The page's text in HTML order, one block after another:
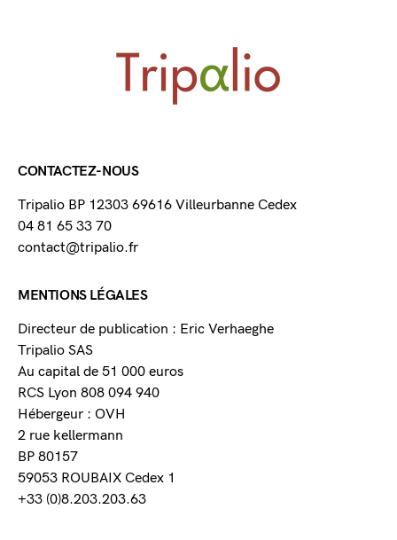
CONTACTEZ-NOUS
Tripalio BP 12303 69616 Villeurbanne Cedex
04 81 65 33 70
contact@tripalio.fr
MENTIONS LÉGALES
Directeur de publication : Eric Verhaeghe
Tripalio SAS
Au capital de 51 000 euros
RCS Lyon 808 094 940
Hébergeur : OVH
2 rue kellermann
BP 80157
59053 ROUBAIX Cedex 1
+33 (0)8.203.203.63